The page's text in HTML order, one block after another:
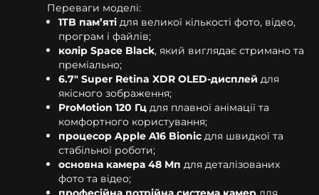
Переваги моделі:
1TB пам’яті для великої кількості фото, відео,
програм і файлів;
колір Space Black, який виглядає стримано та
преміально;
6.7" Super Retina XDR OLED-дисплей для
якісного зображення;
ProMotion 120 Гц для плавної анімації та
комфортного користування;
процесор Apple A16 Bionic для швидкої та
стабільної роботи;
основна камера 48 Мп для деталізованих
фото та відео;